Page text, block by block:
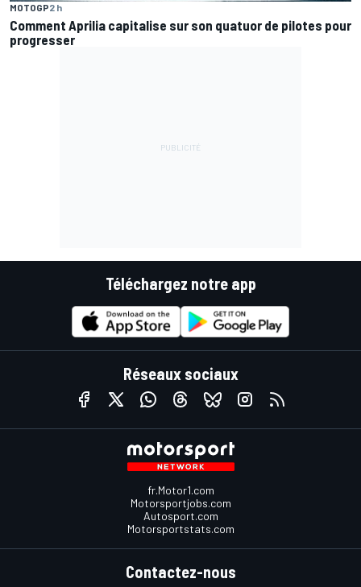
MOTOGP2 h
Comment Aprilia capitalise sur son quatuor de pilotes pour
progresser
Téléchargez notre app
Réseaux sociaux
fr.Motor1.com
Motorsportjobs.com
Autosport.com
Motorsportstats.com
Contactez-nous